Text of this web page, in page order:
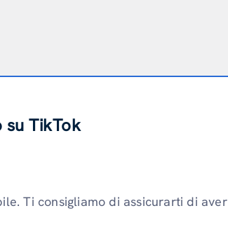
TikTok
Ti consigliamo di assicurarti di aver